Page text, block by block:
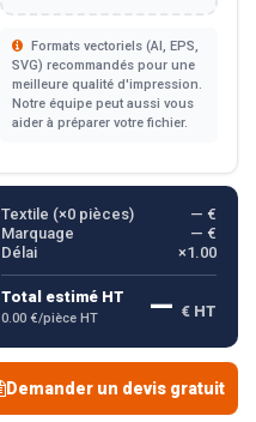
Formats vectoriels (AI, EPS,
SVG) recommandés pour une
meilleure qualité d'impression.
Notre équipe peut aussi vous
aider à préparer votre fichier.
Textile (×0pièces)
— €
Marquage
— €
Délai
×1.00
Total estimé HT
0.00 €/pièce HT — € HT
Demander un devis gratuit